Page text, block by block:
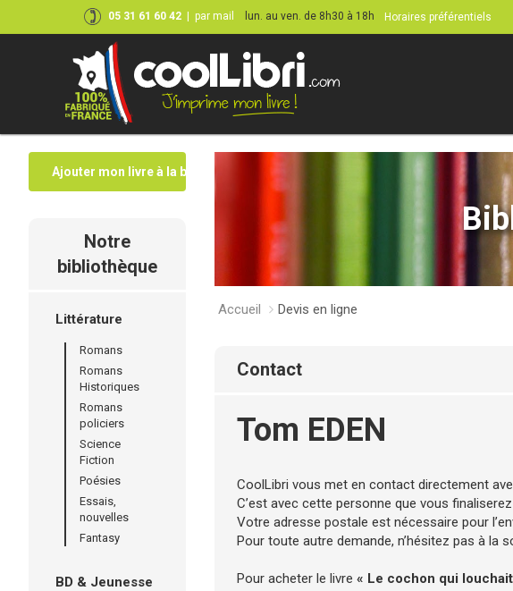
05 31 61 60 42 par mail lun. au ven. de 8h30 à 18h Horaires préférentiels
Ajouter mon livre à la bibliothèque
Notre
bibliothèque
Littérature
Romans
Romans
Historiques
Romans
policiers
Science
Fiction
Poésies
Essais,
nouvelles
Fantasy
BD & Jeunesse
Accueil Devis en ligne
contact
Tom EDEN
CoolLibri vous met en contact directement
C’est avec cette personne que vous
Votre adresse postale est nécessaire pour
Pour toute autre demande, n’hésitez pas à la
Pour acheter le livre « Le cochon qui